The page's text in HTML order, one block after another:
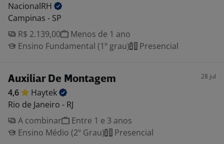
NacionalRH
Campinas - SP
R$ 2.139,00
Menos de 1 ano
Ensino Fundamental (1º grau)
Presencial
Auxiliar De Montagem 28 jul
4,6
Haytek
Rio de Janeiro - RJ
A combinar
Entre 1 e 3 anos
Ensino Médio (2º Grau)
Presencial